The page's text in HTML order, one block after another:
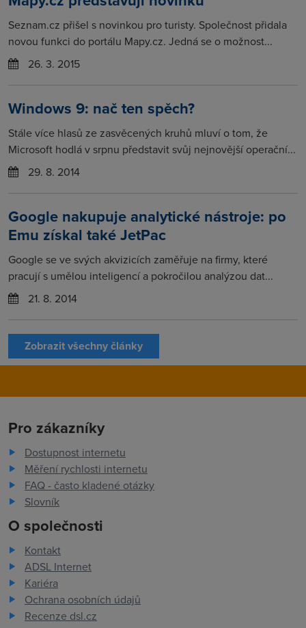
Seznam.cz přišel s novinkou pro turisty. Společnost přidala
novou funkci do portálu Mapy.cz. Jedná se o možnost...
26. 3. 2015
Windows 9: nač ten spěch?
Stále více hlasů ze zasvěcených kruhů mluví o tom, že
Microsoft hodlá v srpnu představit svůj nejnovější operační...
29. 8. 2014
Google nakupuje analytické nástroje: po
Emu získal také JetPac
Google se ve svých akvizicích zaměřuje na firmy, které
pracují s umělou inteligencí a pokročilou analýzou dat...
21. 8. 2014
Zobrazit všechny články
Pro zákazníky
Dostupnost internetu
Měření rychlosti internetu
FAQ - často kladené otázky
Slovník
O společnosti
Kontakt
ADSL Internet
Kariéra
Ochrana osobních údajů
Recenze dsl.cz